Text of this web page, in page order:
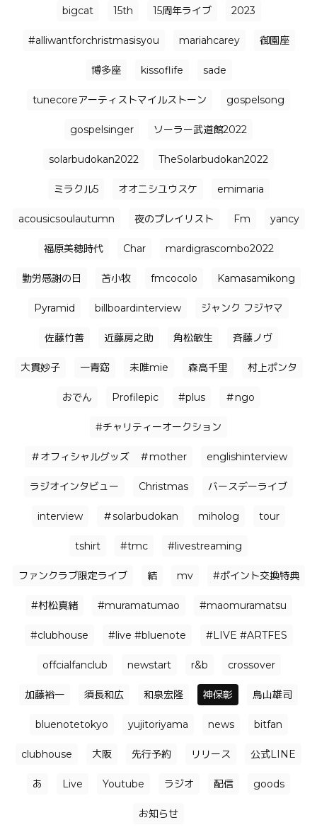
bigcat 15th 15周年ライブ 2023
#alliwantforchristmasisyou mariahcarey 御園座
博多座 kissoflife sade
tunecoreアーティストマイルストーン gospelsong
gospelsinger ソーラー武道館2022
solarbudokan2022 TheSolarbudokan2022
ミラクル5 オオニシユウスケ emimaria
acousicsoulautumn 夜のプレイリスト Fm yancy
福原美穂時代 Char mardigrascombo2022
勤労感謝の日 苫小牧 fmcocolo Kamasamikong
Pyramid billboardinterview ジャンク フジヤマ
佐藤竹善 近藤房之助 角松敏生 ⻫藤ノヴ
大貫妙子 一青窈 未唯mie 森高千里 村上ポンタ
おでん Profilepic #plus ＃ngo
#チャリティーオークション
＃オフィシャルグッズ ＃mother englishinterview
ラジオインタビュー Christmas バースデーライブ
interview ＃solarbudokan miholog tour
tshirt #tmc #livestreaming
ファンクラブ限定ライブ 結 mv #ポイント交換特典
#村松真緒 #muramatumao #maomuramatsu
#clubhouse #live #bluenote #LIVE #ARTFES
offcialfanclub newstart r&b crossover
加藤裕一 須長和広 和泉宏隆 神保彰 鳥山雄司
bluenotetokyo yujitoriyama news bitfan
clubhouse 大阪 先行予約 リリース 公式LINE
あ Live Youtube ラジオ 配信 goods
お知らせ